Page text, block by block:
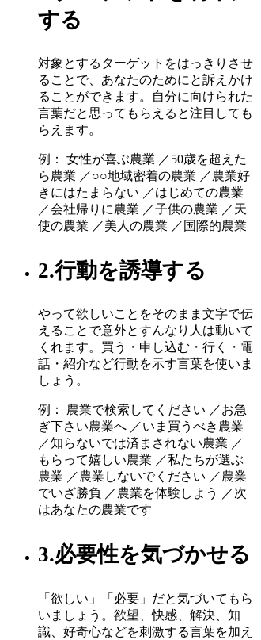
する
対象とするターゲットをはっきりさせ
ることで、あなたのためにと訴えかけ
ることができます。自分に向けられた
言葉だと思ってもらえると注目しても
らえます。
例： 女性が喜ぶ農業 ／50歳を超えた
ら農業 ／○○地域密着の農業 ／農業好
きにはたまらない ／はじめての農業
／会社帰りに農業 ／子供の農業 ／天
使の農業 ／美人の農業 ／国際的農業
2.行動を誘導する
やって欲しいことをそのまま文字で伝
えることで意外とすんなり人は動いて
くれます。買う・申し込む・行く・電
話・紹介など行動を示す言葉を使いま
しょう。
例： 農業で検索してください ／お急
ぎ下さい農業へ ／いま買うべき農業
／知らないでは済まされない農業 ／
もらって嬉しい農業 ／私たちが選ぶ
農業 ／農業しないでください ／農業
でいざ勝負 ／農業を体験しよう ／次
はあなたの農業です
3.必要性を気づかせる
「欲しい」「必要」だと気づいてもら
いましょう。欲望、快感、解決、知
識、好奇心などを刺激する言葉を加え